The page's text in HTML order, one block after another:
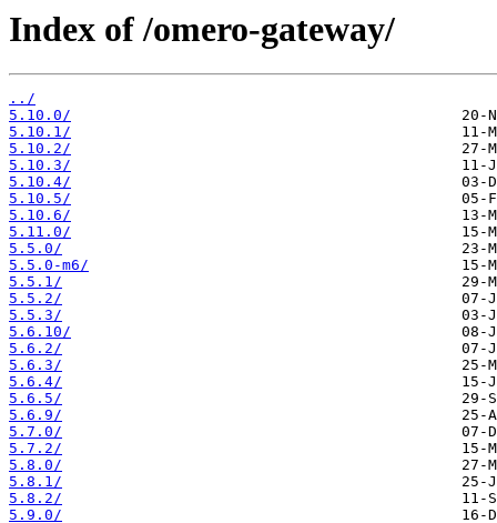
Index of /omero-gateway/
../
5.10.0/
5.10.1/
5.10.2/
5.10.3/
5.10.4/
5.10.5/
5.10.6/
5.11.0/
5.5.0/
5.5.0-m6/
5.5.1/
5.5.2/
5.5.3/
5.6.10/
5.6.2/
5.6.3/
5.6.4/
5.6.5/
5.6.9/
5.7.0/
5.7.2/
5.8.0/
5.8.1/
5.8.2/
5.9.0/